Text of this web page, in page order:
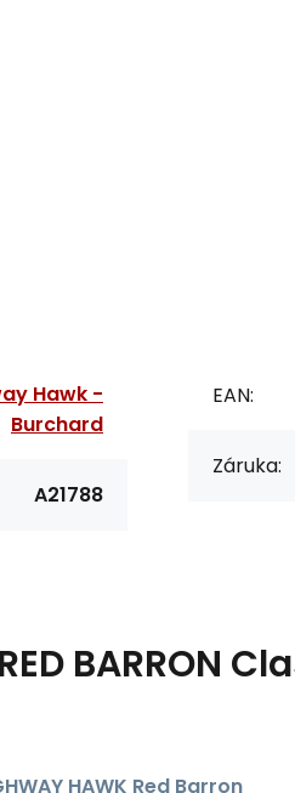
Hawk -
Burchard
A21788
EAN:
Záruka:
BARRON
HAWK Red Barron